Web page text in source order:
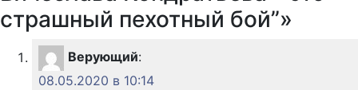
страшный пехотный бой”»
Верующий:
08.05.2020 в 10:14